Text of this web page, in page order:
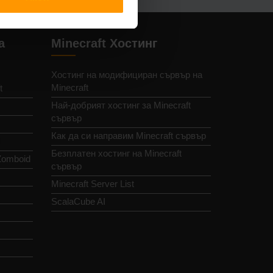
Minecraft Хостинг
Хостинг на модифициран сървър на
Minecraft
Най-добрият хостинг за Minecraft
сървър
Как да си направим Minecraft сървър
Безплатен хостинг на Minecraft
сървър
Minecraft Server List
ScalaCube AI